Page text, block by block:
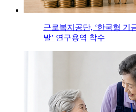
근로복지공단, ‘한국형 기
발’ 연구용역 착수